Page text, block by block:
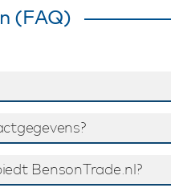
(FAQ)
BensonTrade.nl?